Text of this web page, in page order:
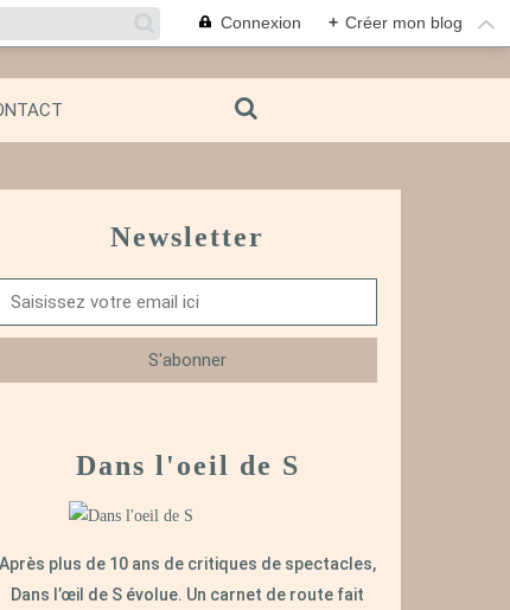
Connexion + Créer mon blog
Newsletter
Dans l'oeil de S
Après plus de 10 ans de critiques de spectacles,
Dans l’œil de S évolue. Un carnet de route fait